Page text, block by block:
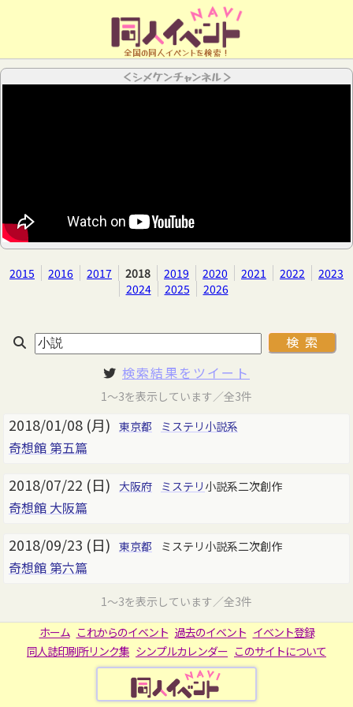
全国の同人イベントを検索！
＜シメケンチャンネル＞
2015 2016 2017 2018 2019 2020 2021 2022
2023
2024
2025 2026
検索結果をツイート
1～3を表示しています／全3件
2018/01/08 (月) 東京都 ミステリ小説系
奇想館 第五篇
2018/07/22 (日) 大阪府 ミステリ 小説系二次創作
奇想館 大阪篇
2018/09/23 (日) 東京都 ミステリ小説系二次創作
奇想館 第六篇
1～3を表示しています／全3件
ホーム これからのイベント 過去のイベント イベント登録
同人誌印刷所リンク集 シンプルカレンダー このサイトについて